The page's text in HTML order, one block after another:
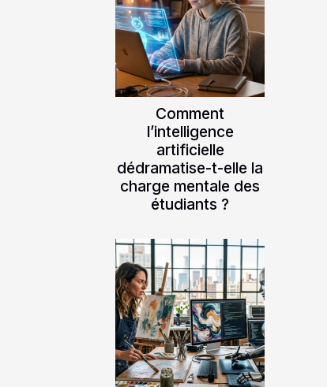
Comment
l’intelligence
artificielle
dédramatise-t-elle la
charge mentale des
étudiants ?